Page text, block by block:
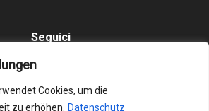
Cookies, um die
zu erhöhen.
Datenschutz
Seguici